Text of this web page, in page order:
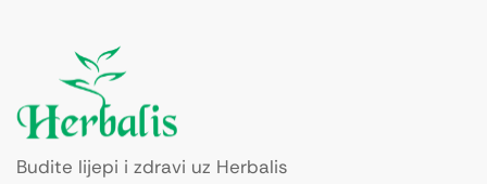
Budite lijepi i zdravi uz Herbalis